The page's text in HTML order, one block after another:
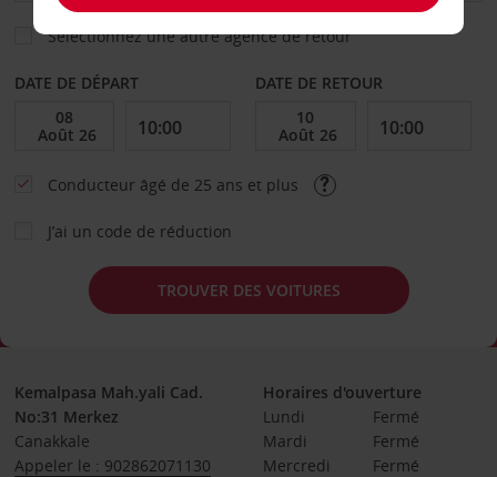
Sélectionnez une autre agence de retour
DATE DE DÉPART DATE DE RETOUR
Conducteur âgé de 25 ans et plus
J’ai un code de réduction
TROUVER DES VOITURES
Kemalpasa Mah.yali Cad.
No:31 Merkez
Canakkale
Appeler le : 902862071130
Horaires d'ouverture
Lundi
Fermé
Mardi
Fermé
Mercredi
Fermé